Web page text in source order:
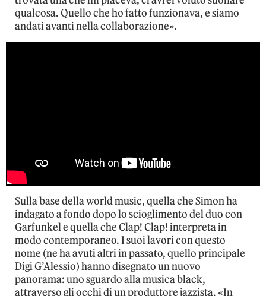
qualcosa. Quello che ho fatto funzionava, e siamo
andati avanti nella collaborazione».
Sulla base della world music, quella che Simon ha
indagato a fondo dopo lo scioglimento del duo con
Garfunkel e quella che Clap! Clap! interpreta in
modo contemporaneo. I suoi lavori con questo
nome (ne ha avuti altri in passato, quello principale
Digi G’Alessio) hanno disegnato un nuovo
panorama: uno sguardo alla musica black,
attraverso gli occhi di un produttore jazzista. «In